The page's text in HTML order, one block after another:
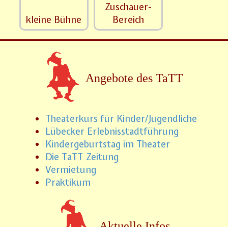
kleine Bühne
Zuschauer-
Bereich
Angebote des TaTT
Theaterkurs für Kinder/Jugendliche
Lübecker Erlebnisstadtführung
Kindergeburtstag im Theater
Die TaTT Zeitung
Vermietung
Praktikum